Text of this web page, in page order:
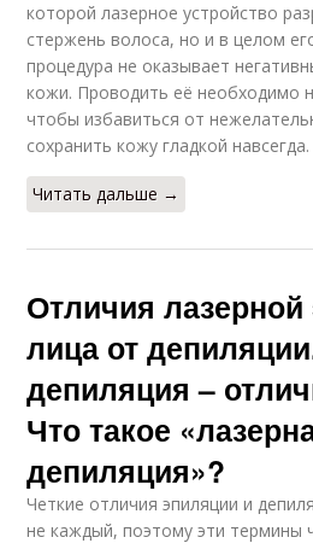
которой лазерное устройство
стержень волоса, но и в целом
процедура не оказывает
кожи. Проводить её необходимо
чтобы избавиться от
сохранить кожу гладкой навсегда.
Читать дальше →
Отличия
лица от
депиляция –
Что такое
депиляция»?
Четкие отличия эпиляции и
не каждый, поэтому эти термины